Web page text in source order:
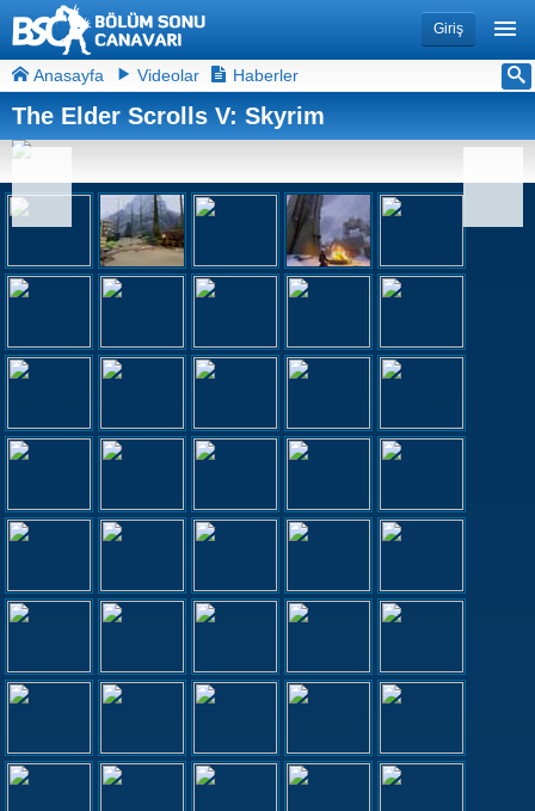
Giriş
Anasayfa Videolar Haberler
The Elder Scrolls V: Skyrim